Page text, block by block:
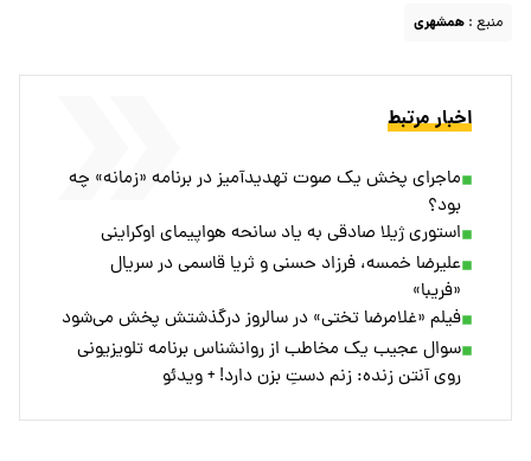
منبع : همشهری
اخبار مرتبط
ماجرای پخش یک صوت تهدیدآمیز در برنامه «زمانه» چه
بود؟
استوری ژیلا صادقی به یاد سانحه هواپیمای اوکراینی
علیرضا خمسه، فرزاد حسنی و ثریا قاسمی در سریال
«فریبا»
فیلم «غلامرضا تختی» در سالروز درگذشتش پخش می‌شود
سوال عجیب یک مخاطب از روانشناس برنامه تلویزیونی
روی آنتن زنده: زنم دستِ بزن دارد! + ویدئو